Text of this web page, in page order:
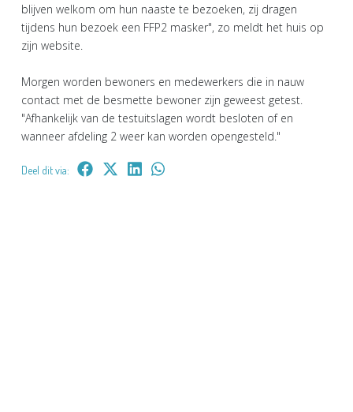
blijven welkom om hun naaste te bezoeken, zij dragen
tijdens hun bezoek een FFP2 masker", zo meldt het huis op
zijn website.
Morgen worden bewoners en medewerkers die in nauw
contact met de besmette bewoner zijn geweest getest.
"Afhankelijk van de testuitslagen wordt besloten of en
wanneer afdeling 2 weer kan worden opengesteld."
Deel dit via: